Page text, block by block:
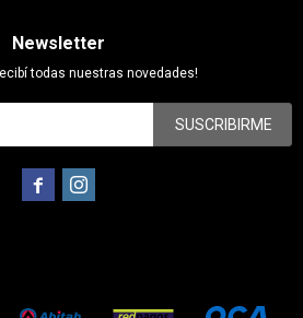
Newsletter
todas nuestras novedades!
SUSCRIBIRME
 